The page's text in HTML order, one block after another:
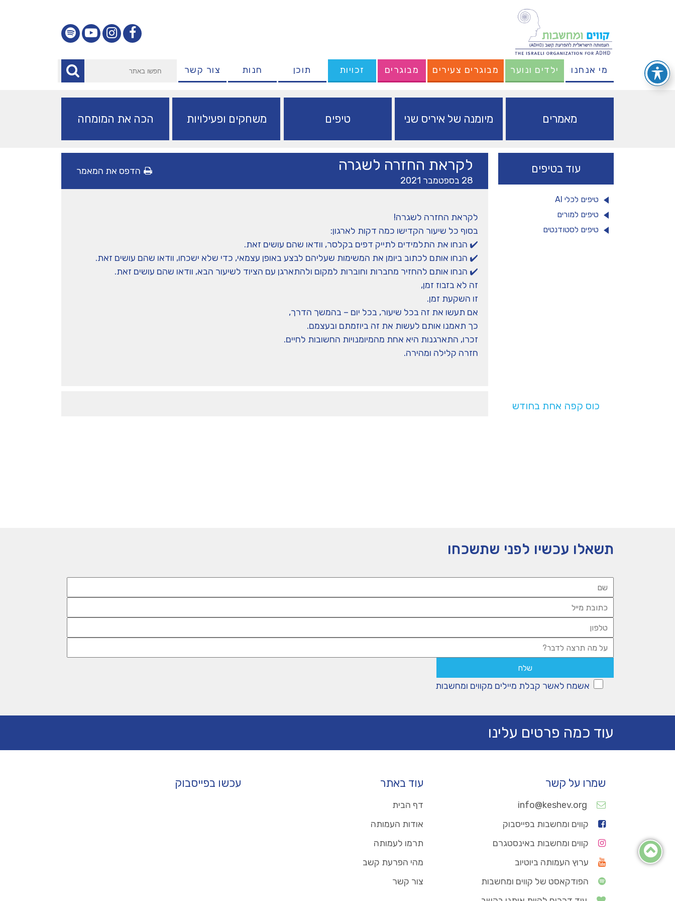
מי אנחנו ילדים ונוער מבוגרים צעירים מבוגרים זכויות תוכן חנות צור קשר
מאמרים מיומנה של איריס שני טיפים משחקים ופעילויות הכה את המומחה
עוד בטיפים
טיפים לכלי AI
טיפים למורים
טיפים לסטודנטים
כוס קפה אחת בחודש
לקראת החזרה לשגרה
28 בספטמבר 2021
הדפס את המאמר
לקראת החזרה לשגרה!
בסוף כל שיעור הקדישו כמה דקות לארגון:
✔️ הנחו את התלמידים לתייק דפים בקלסר, וודאו שהם עושים זאת.
✔️ הנחו אותם לכתוב ביומן את המשימות שעליהם לבצע באופן עצמאי, כדי שלא ישכחו, וודאו שהם עושים זאת.
✔️ הנחו אותם להחזיר מחברות וחוברות למקום ולהתארגן עם הציוד לשיעור הבא, וודאו שהם עושים זאת.
זה לא בזבוז זמן,
זו השקעת זמן.
אם תעשו את זה בכל שיעור, בכל יום – בהמשך הדרך,
כך תאמנו אותם לעשות את זה ביוזמתם ובעצמם.
זכרו, התארגנות היא אחת מהמיומנויות החשובות לחיים.
חזרה קלילה ומהירה.
תשאלו עכשיו לפני שתשכחו
אשמח לאשר קבלת מיילים מקווים ומחשבות
עוד כמה פרטים עלינו
שמרו על קשר
קווים ומחשבות בפייסבוק
קווים ומחשבות באינסטגרם
ערוץ העמותה ביוטיוב
הפודקאסט של קווים ומחשבות
עוד באתר
דף הבית
אודות העמותה
תרמו לעמותה
מהי הפרעת קשב
צור קשר
עכשו בפייסבוק